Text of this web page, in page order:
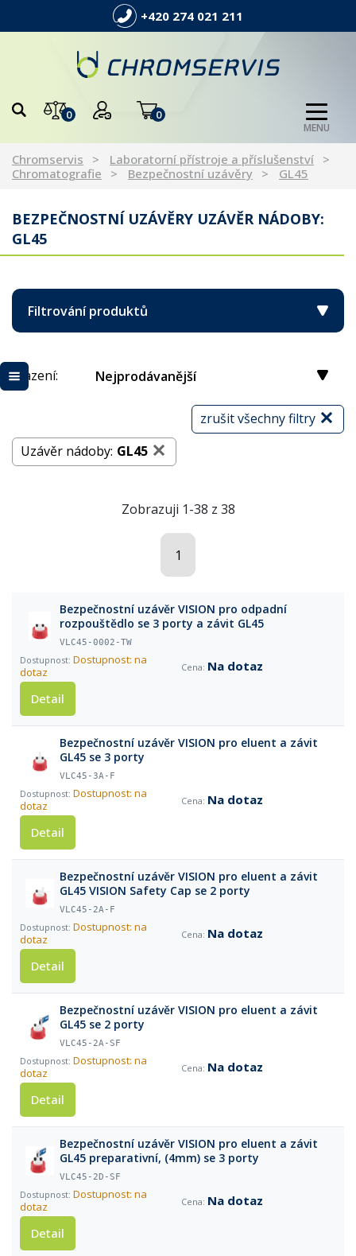
+420 274 021 211
0 0
MENU
Chromservis
Laboratorní přístroje a příslušenství
Chromatografie
Bezpečnostní uzávěry GL45
BEZPEČNOSTNÍ UZÁVĚRY UZÁVĚR NÁDOBY:
GL45
Filtrování produktů
Řazení: Nejprodávanější
zrušit všechny filtry
Uzávěr nádoby: GL45
Zobrazuji 1-38 z 38
1
Bezpečnostní uzávěr VISION pro odpadní
rozpouštědlo se 3 porty a závit GL45
VLC45-0002-TW
Dostupnost: na
dotaz
Na dotaz
Detail
Bezpečnostní uzávěr VISION pro eluent a závit
GL45 se 3 porty
VLC45-3A-F
Dostupnost: na
dotaz
Na dotaz
Detail
Bezpečnostní uzávěr VISION pro eluent a závit
GL45 VISION Safety Cap se 2 porty
VLC45-2A-F
Dostupnost: na
dotaz
Na dotaz
Detail
Bezpečnostní uzávěr VISION pro eluent a závit
GL45 se 2 porty
VLC45-2A-SF
Dostupnost: na
dotaz
Na dotaz
Detail
Bezpečnostní uzávěr VISION pro eluent a závit
GL45 preparativní, (4mm) se 3 porty
VLC45-2D-SF
Dostupnost: na
dotaz
Na dotaz
Detail